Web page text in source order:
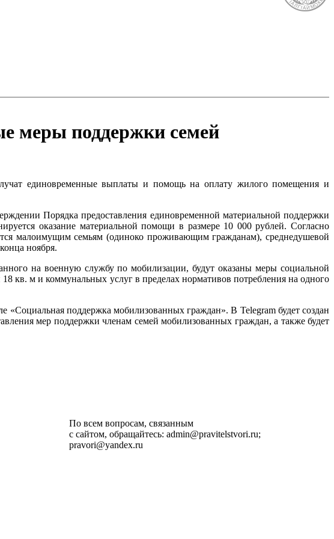
меры поддержки семей
единовременные выплаты и помощь на оплату жилого помещения и
Порядка предоставления единовременной материальной поддержки
оказание материальной помощи в размере 10 000 рублей. Согласно
малоимущим семьям (одиноко проживающим гражданам), среднедушевой
ноября.
на военную службу по мобилизации, будут оказаны меры социальной
кв. м и коммунальных услуг в пределах нормативов потребления на одного
поддержка мобилизованных граждан». В Telegram будет создан
мер поддержки членам семей мобилизованных граждан, а также будет
По всем вопросам, связанным
с сайтом, обращайтесь: admin@pravitelstvori.ru;
pravori@yandex.ru